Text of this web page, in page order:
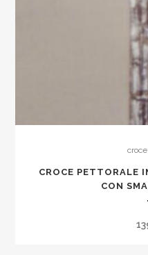
CROCE PETTORALE
CON